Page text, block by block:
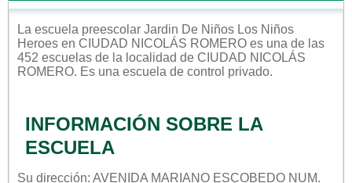
La escuela preescolar Jardin De Niños Los Niños
Heroes en CIUDAD NICOLÁS ROMERO es una de las
452 escuelas de la localidad de CIUDAD NICOLÁS
ROMERO. Es una escuela de control privado.
INFORMACIÓN SOBRE LA
ESCUELA
Su dirección: AVENIDA MARIANO ESCOBEDO NUM.